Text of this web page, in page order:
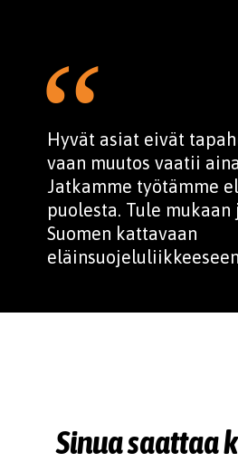
Hyvät asiat eivät
vaan muutos vaatii
Jatkamme työtämme
puolesta. Tule
Suomen kattavaan
Sinua saattaa